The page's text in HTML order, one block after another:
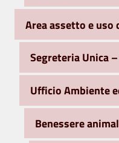
Area assetto e
Segreteria Unica
Ufficio Ambiente
Benessere